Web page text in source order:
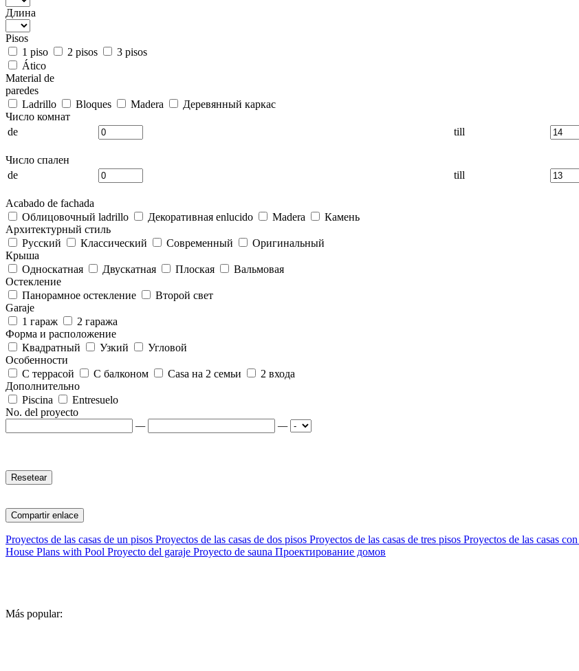
Длина
Pisos
1 piso
2 pisos
3 pisos
Ático
Material de
paredes
Ladrillo
Bloques Madera
Деревянный каркас
Число комнат
de
till
Число спален
de
till
Acabado de fachada
Облицовочный ladrillo
Декоративная enlucido Madera
Камень
Архитектурный стиль
Русский
Классический Современный
Оригинальный
Крыша
Односкатная
Двускатная Плоская
Вальмовая
Остекление
Панорамное остекление
Второй свет
Garaje
1 гараж
2 гаража
Форма и расположение
Квадратный
Узкий
Угловой
Особенности
С террасой
С балконом Casa на 2 семьи
2 входа
Дополнительно
Piscina
Entresuelo
No. del proyecto
—
—
Compartir enlace
Proyectos de las casas de un pisos Proyectos de las casas de dos pisos Proyectos de las casas de tres pisos Proyectos de las casas
House Plans with Pool Proyecto del garaje Proyecto de sauna Проектирование домов
Más popular: